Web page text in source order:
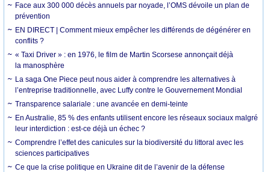
Face aux 300 000 décès annuels par noyade, l’OMS dévoile un plan de
prévention
EN DIRECT | Comment mieux empêcher les différends de dégénérer en
conflits ?
« Taxi Driver » : en 1976, le film de Martin Scorsese annonçait déjà
la manosphère
La saga One Piece peut nous aider à comprendre les alternatives à
l’entreprise traditionnelle, avec Luffy contre le Gouvernement Mondial
Transparence salariale : une avancée en demi-teinte
En Australie, 85 % des enfants utilisent encore les réseaux sociaux malgré
leur interdiction : est-ce déjà un échec ?
Comprendre l’effet des canicules sur la biodiversité du littoral avec les
sciences participatives
Ce que la crise politique en Ukraine dit de l’avenir de la défense